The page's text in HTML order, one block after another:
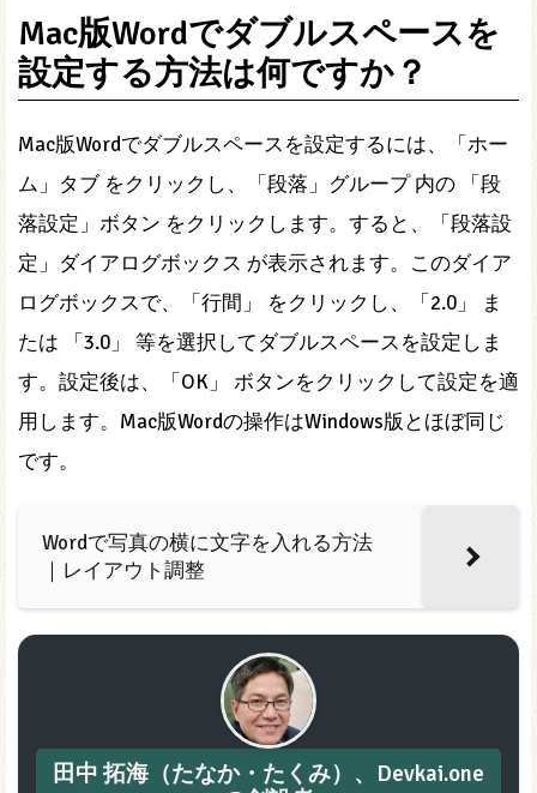
Mac版Wordでダブルスペースを
設定する方法は何ですか？
Mac版Wordでダブルスペースを設定するには、「ホー
ム」タブ をクリックし、「段落」グループ 内の 「段
落設定」ボタン をクリックします。すると、「段落設
定」ダイアログボックス が表示されます。このダイア
ログボックスで、「行間」 をクリックし、「2.0」 ま
たは 「3.0」 等を選択してダブルスペースを設定しま
す。設定後は、「OK」 ボタンをクリックして設定を適
用します。Mac版Wordの操作はWindows版とほぼ同じ
です。
Wordで写真の横に文字を入れる方法
｜レイアウト調整
田中 拓海（たなか・たくみ）、Devkai.one